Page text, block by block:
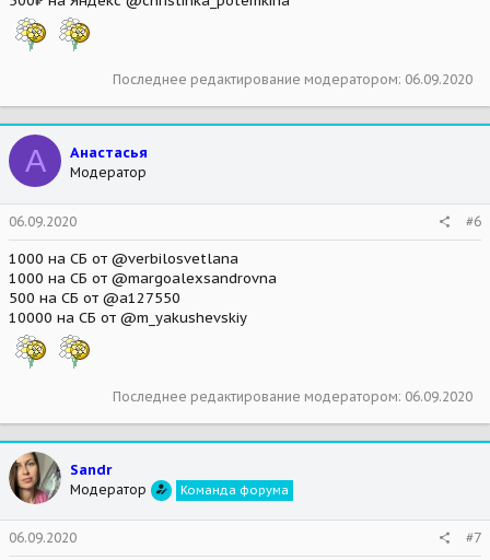
Последнее редактирование модератором: 06.09.2020
А Анастасья
Модератор
06.09.2020 #6
1000 на СБ от @verbilosvetlana
1000 на СБ от @margoalexsandrovna
500 на СБ от @a127550
10000 на СБ от @m_yakushevskiy
Последнее редактирование модератором: 06.09.2020
Sandr
Модератор Команда форума
06.09.2020 #7